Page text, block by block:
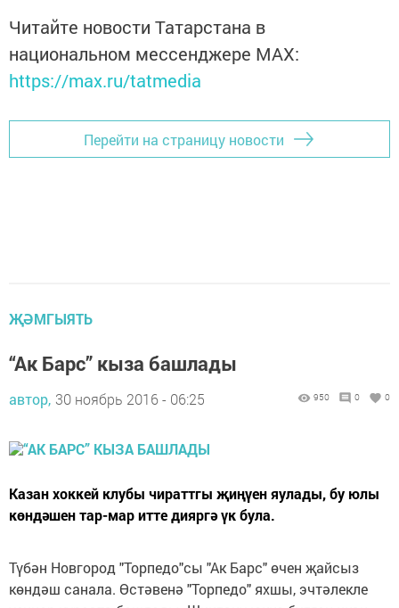
Читайте новости Татарстана в
национальном мессенджере MАХ:
https://max.ru/tatmedia
Перейти на страницу новости
ҖӘМГЫЯТЬ
“Ак Барс” кыза башлады
автор, 30 ноябрь 2016 - 06:25 950 0 0
Казан хоккей клубы чираттгы җиңүен яулады, бу юлы
көндәшен тар-мар итте дияргә үк була.
Түбән Новгород "Торпедо"сы "Ак Барс" өчен җайсыз
көндәш санала. Өстәвенә "Торпедо" яхшы, эчтәлекле